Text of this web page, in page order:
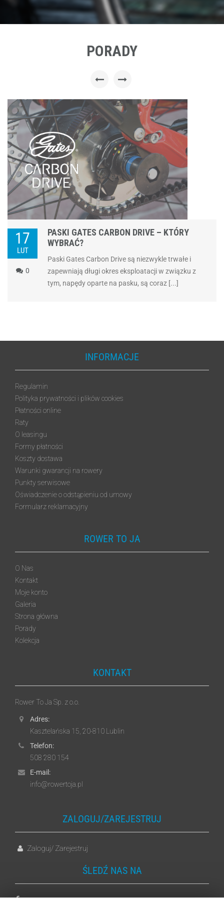
PORADY
17
LUT
0
PASKI GATES CARBON DRIVE – KTÓRY
WYBRAĆ?
Paski Gates Carbon Drive są niezwykle trwałe i
zapewniają długi okres eksploatacji w związku z
tym, napędy oparte na pasku, są coraz [...]
INFORMACJE
Regulamin
Polityka prywatności i plików cookies
Płatności online
Raty
O leasingu
Formy płatności
Koszty dostawa
Warunki gwarancji na rowery
Punkty serwisowe
Oświadczenie o odstąpieniu od umowy
Formularz reklamacyjny
ROWER TO JA
O Nas
Kontakt
Moje konto
Galeria
Strona główna
Porady
Kolekcja
KONTAKT
Rower To Ja Sp. z o.o.
Adres:
Kasztelańska 15, 20-810 Lublin
Telefon:
508 280 154
E-mail:
info@rowertoja.pl
ZALOGUJ/ZAREJESTRUJ
Zaloguj/ Zarejestruj
ŚLEDŹ NAS NA